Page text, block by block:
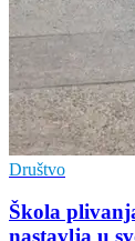
Društvo
Škola
nastavlja u